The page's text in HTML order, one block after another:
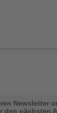
Newsletter
den nächsten